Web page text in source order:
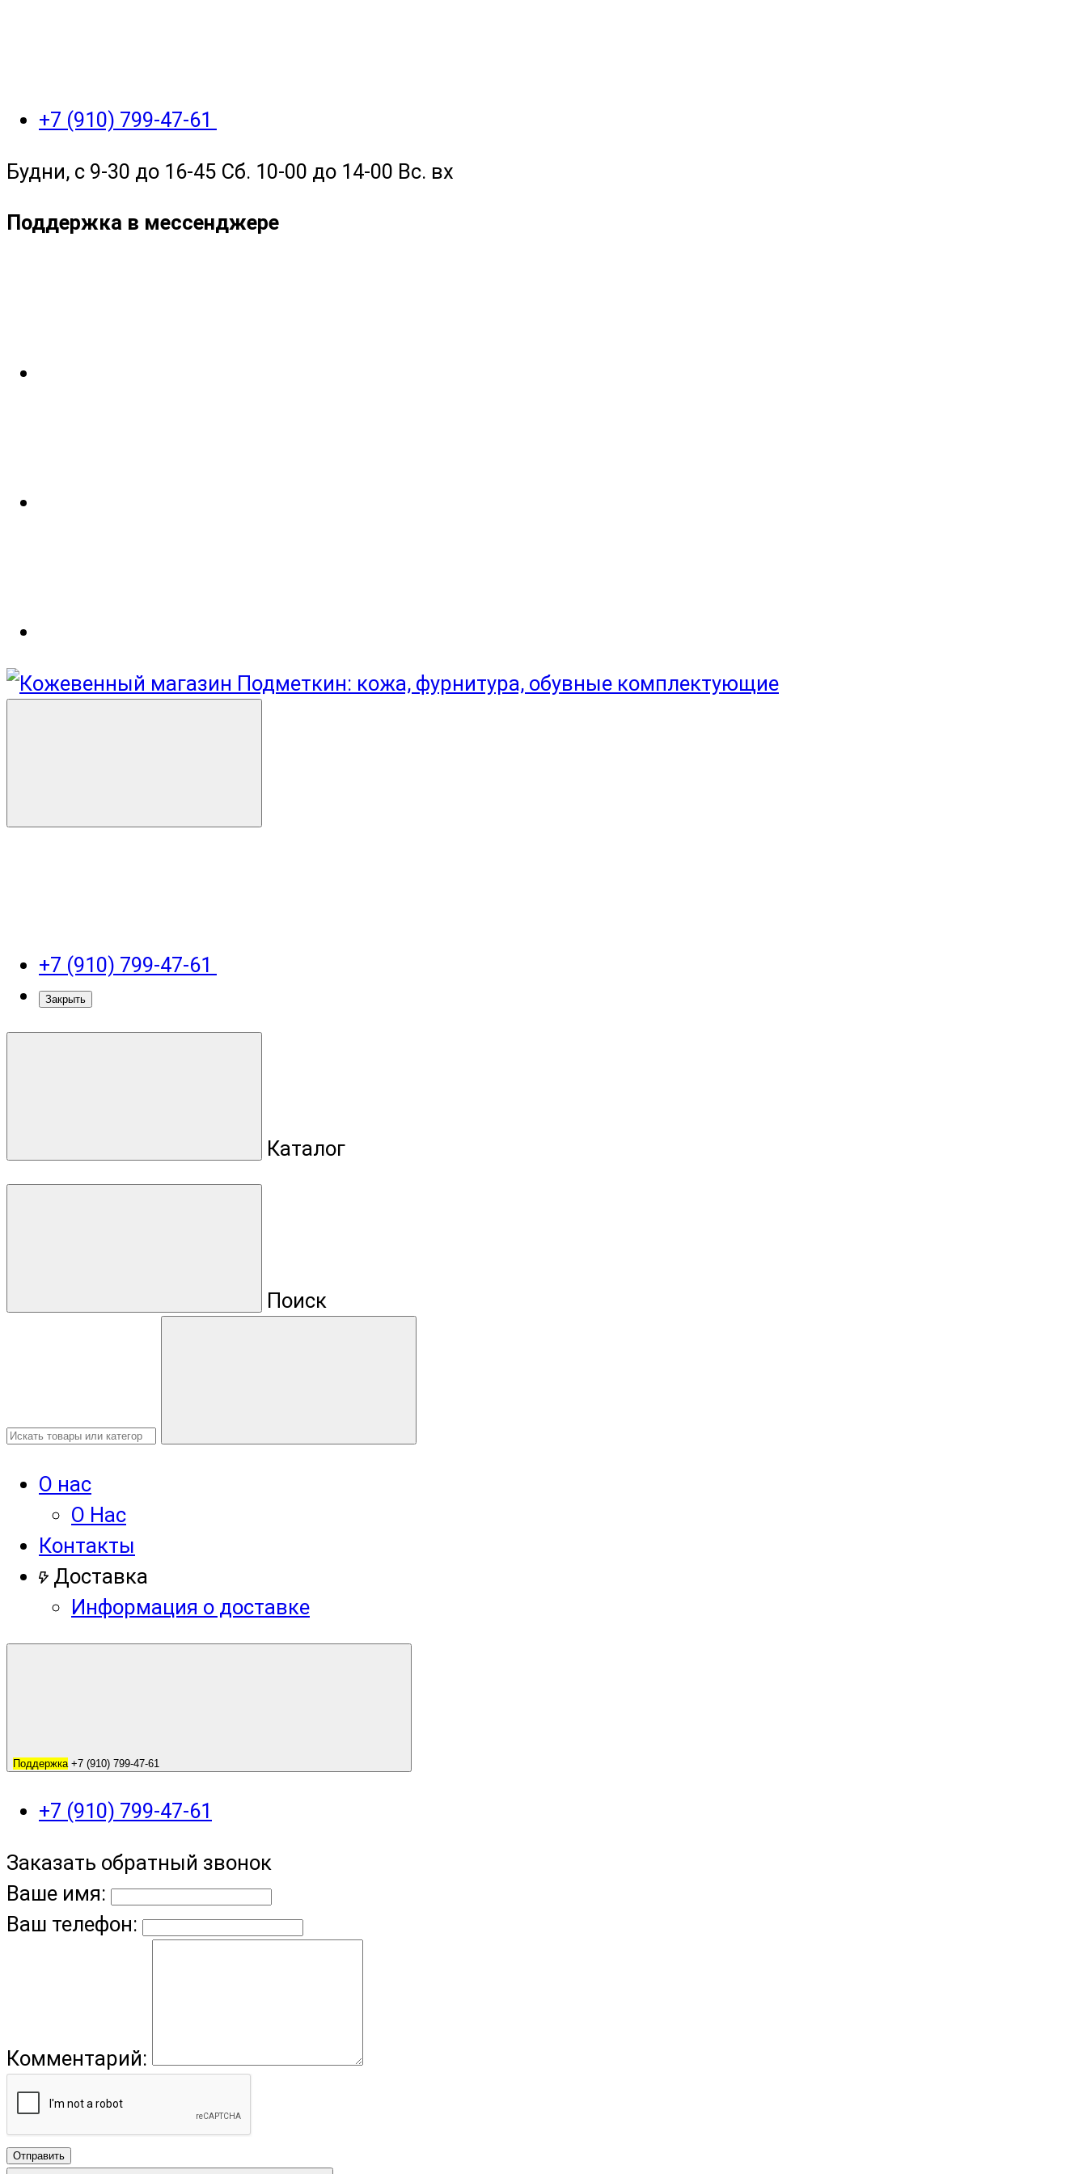
+7 (910) 799-47-61
Будни, с 9-30 до 16-45 Сб. 10-00 до 14-00 Вс. вх
Поддержка в мессенджере
+7 (910) 799-47-61
Закрыть
Каталог
Поиск
О нас
О Нас
Контакты
Доставка
Информация о доставке
Поддержка +7 (910) 799-47-61
+7 (910) 799-47-61
Заказать обратный звонок
Ваше имя:
Ваш телефон:
Комментарий:
Отправить